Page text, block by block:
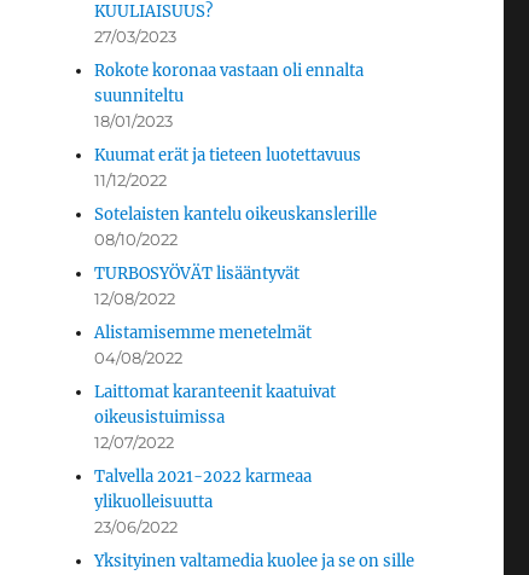
KUULIAISUUS?
27/03/2023
Rokote koronaa vastaan oli ennalta
suunniteltu
18/01/2023
Kuumat erät ja tieteen luotettavuus
11/12/2022
Sotelaisten kantelu oikeuskanslerille
08/10/2022
TURBOSYÖVÄT lisääntyvät
12/08/2022
Alistamisemme menetelmät
04/08/2022
Laittomat karanteenit kaatuivat
oikeusistuimissa
12/07/2022
Talvella 2021-2022 karmeaa
ylikuolleisuutta
23/06/2022
Yksityinen valtamedia kuolee ja se on sille